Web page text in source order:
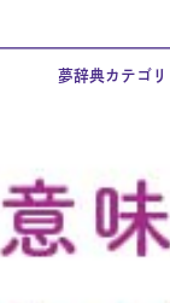
夢辞典カテゴリ